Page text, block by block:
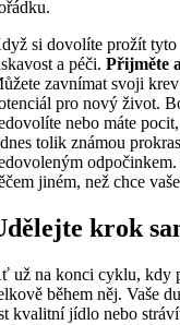
si dovolíte prožít
a péči.Přijměte
zavnímat svoji
pro nový život.
nebo máte
tolik známou
jiném, než chce
krok
už na konci cyklu, kdy
během něj. Vaše
kvalitní jídlo nebo